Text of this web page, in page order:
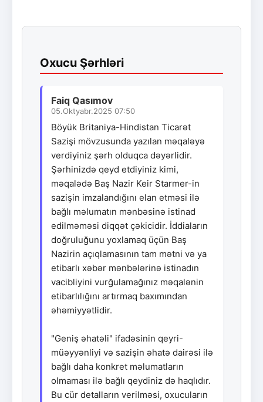
Oxucu Şərhləri
Faiq Qasımov
05.Oktyabr.2025 07:50
Böyük Britaniya-Hindistan Ticarət
Sazişi mövzusunda yazılan məqaləyə
verdiyiniz şərh olduqca dəyərlidir.
Şərhinizdə qeyd etdiyiniz kimi,
məqalədə Baş Nazir Keir Starmer-in
sazişin imzalandığını elan etməsi ilə
bağlı məlumatın mənbəsinə istinad
edilməməsi diqqət çəkicidir. İddiaların
doğruluğunu yoxlamaq üçün Baş
Nazirin açıqlamasının tam mətni və ya
etibarlı xəbər mənbələrinə istinadın
vacibliyini vurğulamağınız məqalənin
etibarlılığını artırmaq baxımından
əhəmiyyətlidir.
"Geniş əhatəli" ifadəsinin qeyri-
müəyyənliyi və sazişin əhatə dairəsi ilə
bağlı daha konkret məlumatların
olmaması ilə bağlı qeydiniz də haqlıdır.
Bu cür detalların verilməsi, oxucuların